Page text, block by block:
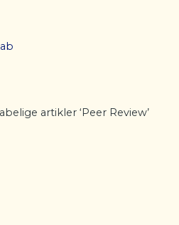
artikler ‘Peer Review’